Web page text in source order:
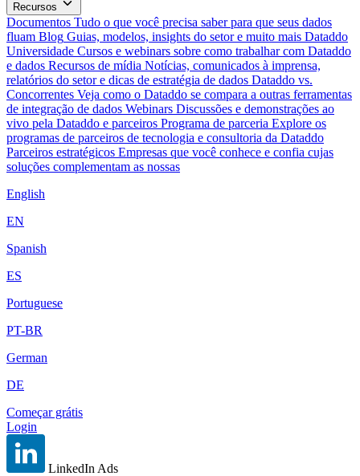
Recursos
Documentos Tudo o que você precisa saber para que seus dados
fluam Blog Guias, modelos, insights do setor e muito mais Dataddo
Universidade Cursos e webinars sobre como trabalhar com Dataddo
e dados Recursos de mídia Notícias, comunicados à imprensa,
relatórios do setor e dicas de estratégia de dados Dataddo vs.
Concorrentes Veja como o Dataddo se compara a outras ferramentas
de integração de dados Webinars Discussões e demonstrações ao
vivo pela Dataddo e parceiros Programa de parceria Explore os
programas de parceiros de tecnologia e consultoria da Dataddo
Parceiros estratégicos Empresas que você conhece e confia cujas
soluções complementam as nossas
English
EN
Spanish
ES
Portuguese
PT-BR
German
DE
Começar grátis
Login
LinkedIn Ads